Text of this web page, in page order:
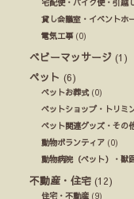
宅配便・バイク便・引越
貸し会議室・イベントホ
電気工事(0)
ベビーマッサージ (1)
ペット (6)
ペットお葬式(0)
ペットショップ・トリミ
ペット関連グッズ・その
動物ボランティア (0)
動物病院（ペット）・獣
不動産・住宅 (12)
住宅・不動産 (9)